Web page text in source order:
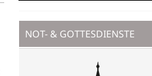
NOT- & GOTTESDIENSTE